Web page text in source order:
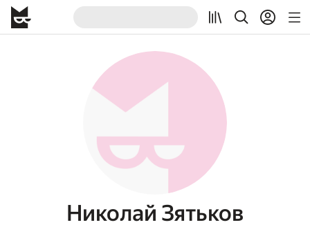
Николай Зятьков